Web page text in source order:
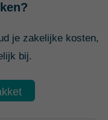
je zakelijke kosten,
bij.